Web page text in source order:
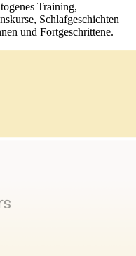
Training,
Schlafgeschichten
und Fortgeschrittene.